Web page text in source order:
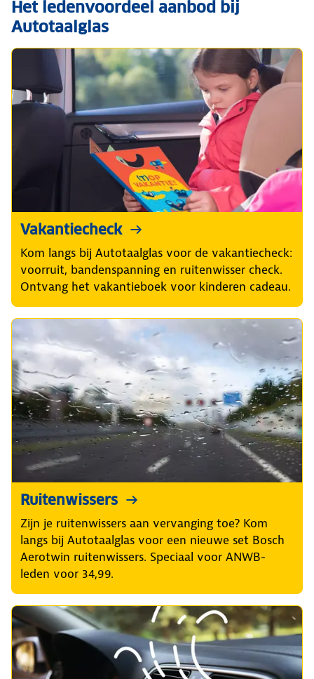
Het ledenvoordeel aanbod bij
Autotaalglas
Vakantiecheck
Kom langs bij Autotaalglas voor de vakantiecheck:
voorruit, bandenspanning en ruitenwisser check.
Ontvang het vakantieboek voor kinderen cadeau.
Ruitenwissers
Zijn je ruitenwissers aan vervanging toe? Kom
langs bij Autotaalglas voor een nieuwe set Bosch
Aerotwin ruitenwissers. Speciaal voor ANWB-
leden voor 34,99.